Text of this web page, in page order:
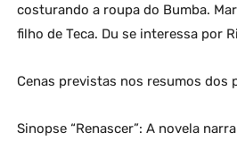
costurando a roupa do Bumba.
filho de Teca. Du se interessa por
Cenas previstas nos resumos dos
Sinopse “Renascer”: A novela